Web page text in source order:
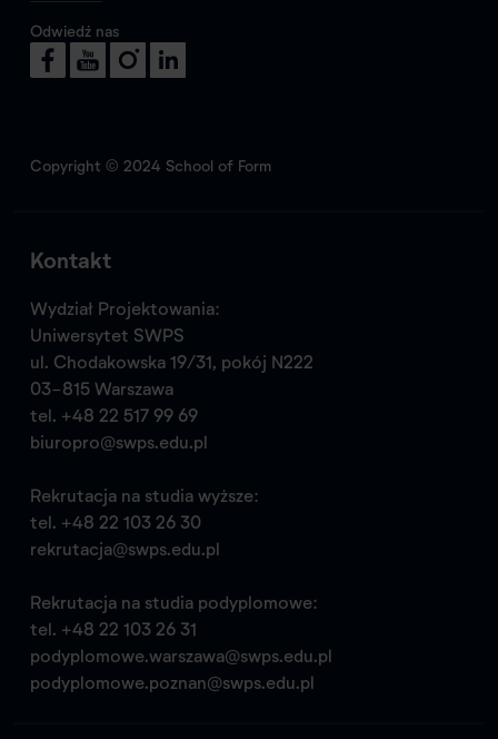
Odwiedź nas
Copyright © 2024 School of Form
Kontakt
Wydział Projektowania:
Uniwersytet SWPS
ul. Chodakowska 19/31, pokój N222
03-815 Warszawa
tel. +48 22 517 99 69
biuropro@swps.edu.pl
Rekrutacja na studia wyższe:
tel. +48 22 103 26 30
rekrutacja@swps.edu.pl
Rekrutacja na studia podyplomowe:
tel. +48 22 103 26 31
podyplomowe.warszawa@swps.edu.pl
podyplomowe.poznan@swps.edu.pl